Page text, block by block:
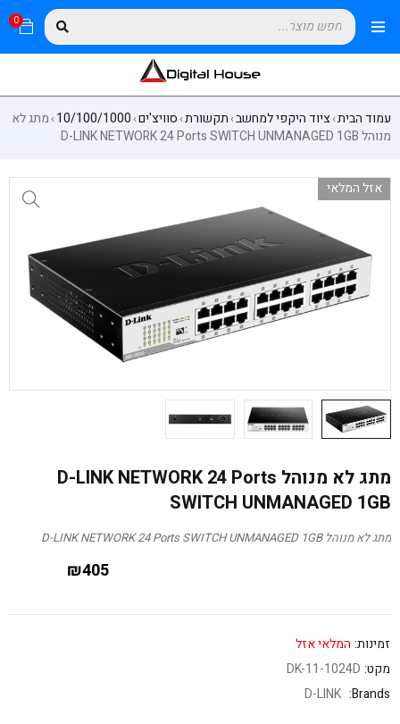
0
עמוד הבית›ציוד היקפי למחשב›תקשורת›סוויצ'ים›
10/100/1000
›מתג לא
מנוהל D-LINK NETWORK 24 Ports SWITCH UNMANAGED 1GB
אזל המלאי
מתג לא מנוהל D-LINK NETWORK 24 Ports
SWITCH UNMANAGED 1GB
מתג לא מנוהל D-LINK NETWORK 24 Ports SWITCH UNMANAGED 1GB
₪405
זמינות: המלאי אזל
מקט: DK-11-1024D
Brands:
D-LINK